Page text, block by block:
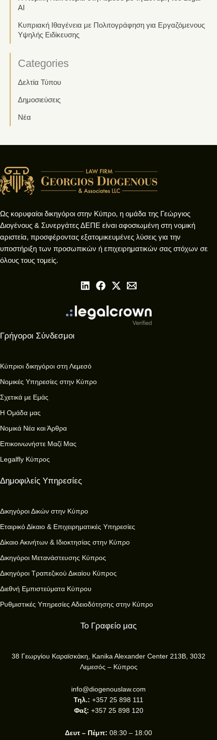
AI
Κυπριακή Ιθαγένεια με Πολιτογράφηση για Εργαζόμενους
Υψηλής Ειδίκευσης
Categories
Δελτία Τύπου
Δημοσιεύσεις
Νέα
Ως κορυφαίοι δικηγόροι στην Κύπρο, η ομάδα της Γεώργιος
Διογένους & Συνεργάτες ΔΕΠΕ είναι αφοσιωμένη στη νομική
αριστεία, προσφέροντας εξατομικευμένες λύσεις για την
υποστήριξη των προσωπικών ή επιχειρηματικών σας στόχων σε
όλους τους τομείς.
Γρήγοροι Σύνδεσμοι
Κύπριοι δικηγόροι στη Λεμεσό
Νομικές Υπηρεσίες στην Κύπρο
Σχετικά με Εμάς
Η Ομάδα μας
Νομικά Νέα και Άρθρα
Επικοινωνήστε Μαζί Μας
Legalfly Κύπρος
Δημοφιλείς Υπηρεσίες
Δικηγόροι Δικών στην Κύπρο
Εταιρικό Δίκαιο & Επιχειρηματικές Υπηρεσίες
Δίκαιο Ακινήτων & Ιδιοκτησίας στην Κύπρο
Δικηγόροι Μετανάστευσης Κύπρος
Δικηγόροι Τραπεζικού Δικαίου Κύπρος
Διεθνή Εμπιστεύματα Κύπρου
Ρυθμιστικές Υπηρεσίες Αδειοδότησης στην Κύπρο
Το Γραφείο μας
38 Γεωργίου Καραϊσκάκη, Kanika Alexander Center 213B, 3032
Λεμεσός – Κύπρος
info@diogenouslaw.com
Τηλ.: +357 25 898 111
Φαξ: +357 25 898 120
Δευτ – Πέμπ: 08:30 – 18:00